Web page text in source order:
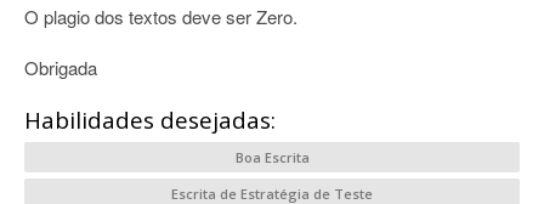
O plagio dos textos deve ser Zero.
Obrigada
Habilidades desejadas:
Boa Escrita
Escrita de Estratégia de Teste